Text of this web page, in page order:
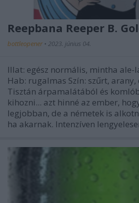
Reepbana Reeper B.
bottleopener • 2023. június 04.
Illat: egész normális, mintha ale-
Hab: rugalmas Szín: szűrt,
Tisztán árpamalátából és
kihozni... azt hinné az ember,
legjobban, de a németek is
ha akarnak. Intenzíven